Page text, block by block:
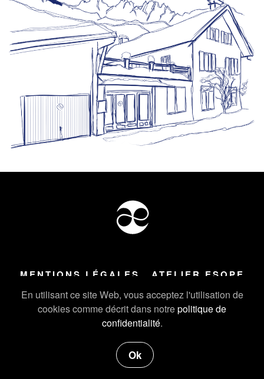
En utilisant ce site Web, vous acceptez l'utilisation de
cookies comme décrit dans notrepolitique de
confidentialité.
Ok
MENTIONS LÉGALES ATELIER ESOPE